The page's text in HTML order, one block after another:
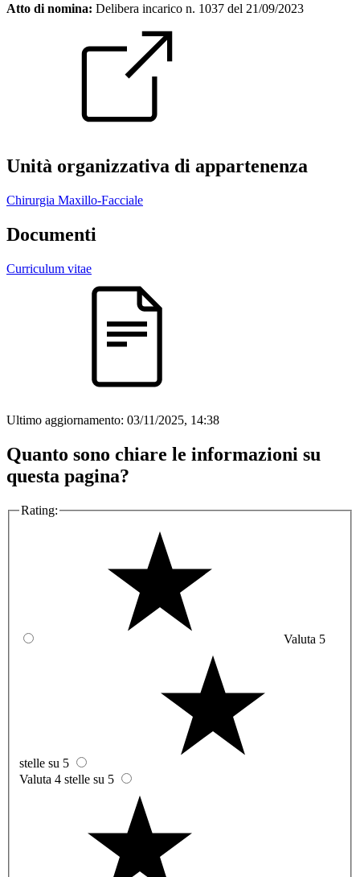
Atto di nomina: Delibera incarico n. 1037 del 21/09/2023
Unità organizzativa di appartenenza
Chirurgia Maxillo-Facciale
Documenti
Curriculum vitae
Ultimo aggiornamento: 03/11/2025, 14:38
Quanto sono chiare le informazioni su
questa pagina?
Rating:
Valuta 5
stelle su 5
Valuta 4 stelle su 5